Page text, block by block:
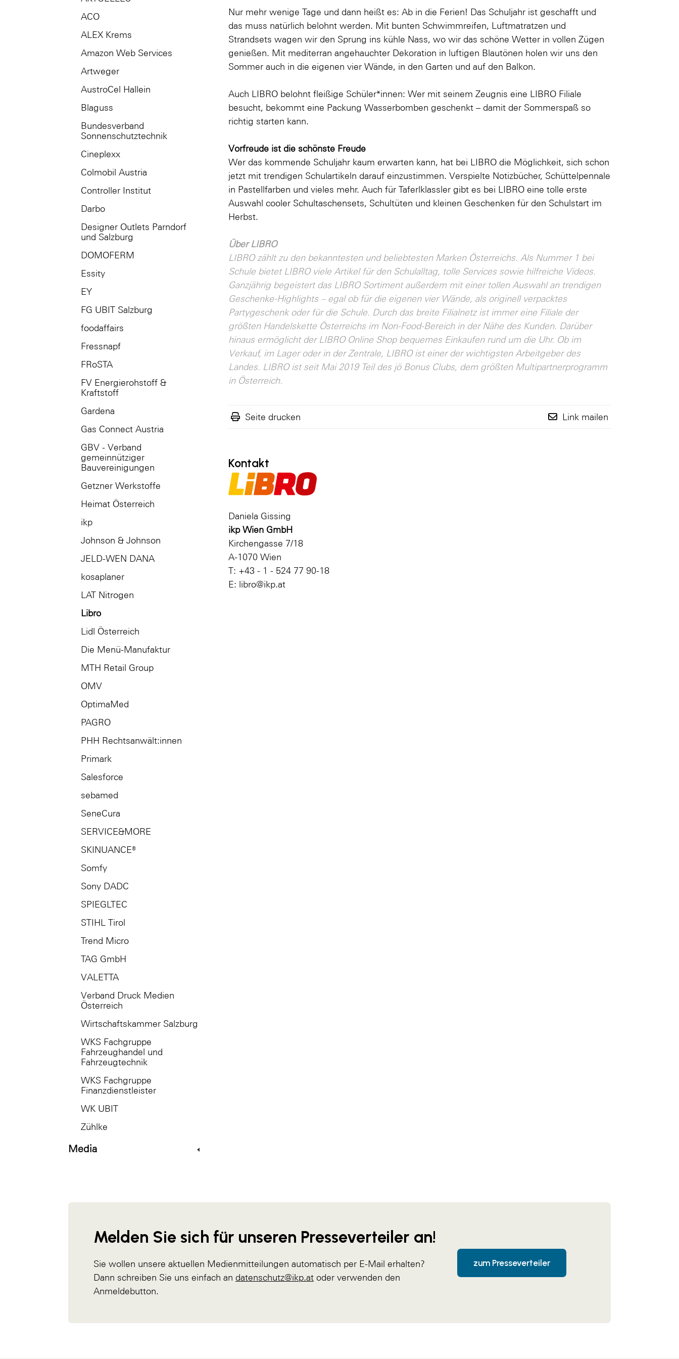
ACO
ALEX Krems
Amazon Web Services
Artweger
AustroCel Hallein
Blaguss
Bundesverband
Sonnenschutztechnik
Cineplexx
Colmobil Austria
Controller Institut
Darbo
Designer Outlets Parndorf
und Salzburg
DOMOFERM
Essity
EY
FG UBIT Salzburg
foodaffairs
Fressnapf
FRoSTA
FV Energierohstoff &
Kraftstoff
Gardena
Gas Connect Austria
GBV - Verband
gemeinnütziger
Bauvereinigungen
Getzner Werkstoffe
Heimat Österreich
ikp
Johnson & Johnson
JELD-WEN DANA
kosaplaner
LAT Nitrogen
Libro
Lidl Österreich
Die Menü-Manufaktur
MTH Retail Group
OMV
OptimaMed
PAGRO
PHH Rechtsanwält:innen
Primark
Salesforce
sebamed
SeneCura
SERVICE&MORE
SKINUANCE®
Somfy
Sony DADC
SPIEGLTEC
STIHL Tirol
Trend Micro
TAG GmbH
VALETTA
Verband Druck Medien
Österreich
Wirtschaftskammer Salzburg
WKS Fachgruppe
Fahrzeughandel und
Fahrzeugtechnik
WKS Fachgruppe
Finanzdienstleister
WK UBIT
Zühlke
Media
Nur mehr wenige Tage und dann heißt es: Ab in die Ferien! Das Schuljahr ist geschafft und
das muss natürlich belohnt werden. Mit bunten Schwimmreifen, Luftmatratzen und
Strandsets wagen wir den Sprung ins kühle Nass, wo wir das schöne Wetter in vollen Zügen
genießen. Mit mediterran angehauchter Dekoration in luftigen Blautönen holen wir uns den
Sommer auch in die eigenen vier Wände, in den Garten und auf den Balkon.
Auch LIBRO belohnt fleißige Schüler*innen: Wer mit seinem Zeugnis eine LIBRO Filiale
besucht, bekommt eine Packung Wasserbomben geschenkt – damit der Sommerspaß so
richtig starten kann.
Vorfreude ist die schönste Freude
Wer das kommende Schuljahr kaum erwarten kann, hat bei LIBRO die Möglichkeit, sich schon
jetzt mit trendigen Schulartikeln darauf einzustimmen. Verspielte Notizbücher, Schüttelpennale
in Pastellfarben und vieles mehr. Auch für Taferlklassler gibt es bei LIBRO eine tolle erste
Auswahl cooler Schultaschensets, Schultüten und kleinen Geschenken für den Schulstart im
Herbst.
Über LIBRO
LIBRO zählt zu den bekanntesten und beliebtesten Marken Österreichs. Als Nummer 1 bei
Schule bietet LIBRO viele Artikel für den Schulalltag, tolle Services sowie hilfreiche Videos.
Ganzjährig begeistert das LIBRO Sortiment außerdem mit einer tollen Auswahl an trendigen
Geschenke-Highlights – egal ob für die eigenen vier Wände, als originell verpacktes
Partygeschenk oder für die Schule. Durch das breite Filialnetz ist immer eine Filiale der
größten Handelskette Österreichs im Non-Food-Bereich in der Nähe des Kunden. Darüber
hinaus ermöglicht der LIBRO Online Shop bequemes Einkaufen rund um die Uhr. Ob im
Verkauf, im Lager oder in der Zentrale, LIBRO ist einer der wichtigsten Arbeitgeber des
Landes. LIBRO ist seit Mai 2019 Teil des jö Bonus Clubs, dem größten Multipartnerprogramm
in Österreich.
Seite drucken Link mailen
Kontakt
Daniela Gissing
ikp Wien GmbH
Kirchengasse 7/18
A-1070 Wien
T: +43 - 1 - 524 77 90-18
E: libro@ikp.at
Melden Sie sich für unseren Presseverteiler an!
Sie wollen unsere aktuellen Medienmitteilungen automatisch per E-Mail erhalten?
Dann schreiben Sie uns einfach an datenschutz@ikp.at oder verwenden den
Anmeldebutton.
zum Presseverteiler